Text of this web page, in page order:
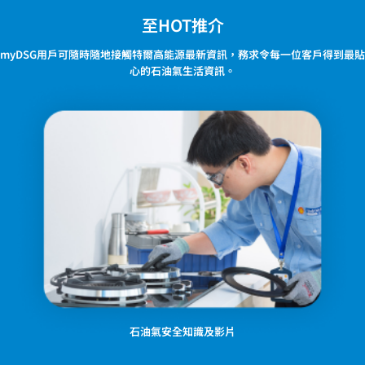
至HOT推介
myDSG用戶可隨時隨地接觸特爾高能源最新資訊，務求令每一位客戶得到最貼
心的石油氣生活資訊。
石油氣安全知識及影片